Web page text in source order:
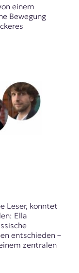
einem
Bewegung
Leser, konntet
Ella
entschieden –
zentralen